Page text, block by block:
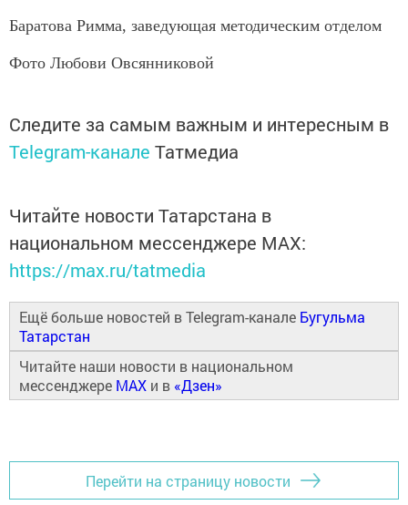
Баратова Римма, заведующая методическим отделом
Фото Любови Овсянниковой
Следите за самым важным и интересным в
Telegram-канале Татмедиа
Читайте новости Татарстана в
национальном мессенджере MАХ:
https://max.ru/tatmedia
Ещё больше новостей в Telegram-канале Бугульма
Татарстан
Читайте наши новости в национальном
мессенджере MAX и в «Дзен»
Перейти на страницу новости